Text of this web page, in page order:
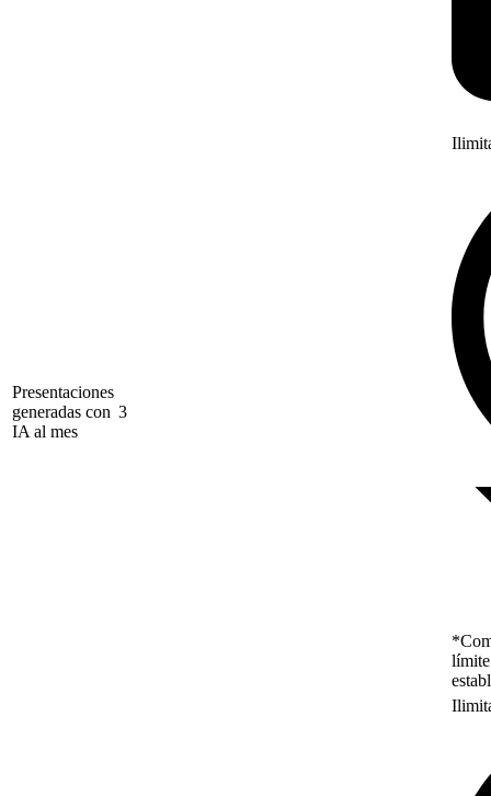
Presentaciones
generadas con
IA al mes
3